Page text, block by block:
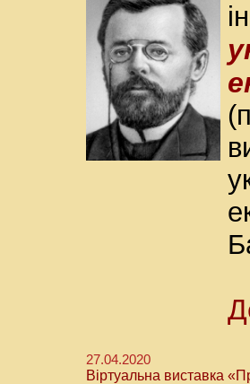
27.04.2020
Віртуальна виставка